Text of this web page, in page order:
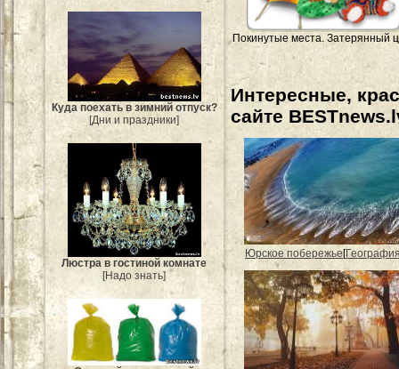
Куда поехать в зимний отпуск?
[Дни и праздники]
Люстра в гостиной комнате
[Надо знать]
Покинутые места. Затерянный
Интересные,
сайте
Юрское побережье[